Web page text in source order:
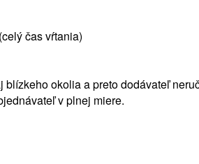
čas vŕtania)
okolia a preto dodávateľ
v plnej miere.